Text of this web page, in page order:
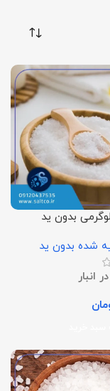
شده بدون ید
انبار